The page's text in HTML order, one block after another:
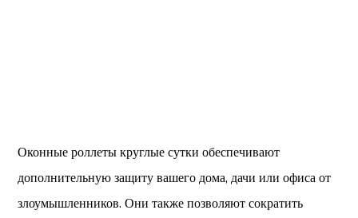
Оконные роллеты круглые сутки обеспечивают
дополнительную защиту вашего дома, дачи или офиса от
злоумышленников. Они также позволяют сократить